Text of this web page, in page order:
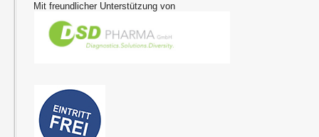
Mit freundlicher Unterstützung von